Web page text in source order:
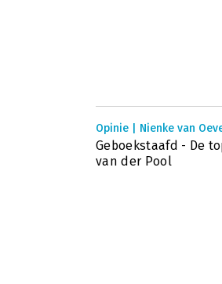
Opinie | Nienke van
Geboekstaafd - De
van der Pool